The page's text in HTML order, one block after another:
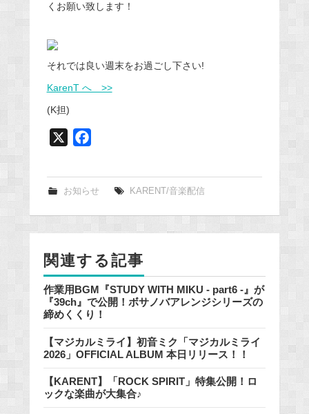
くお願い致します！
それでは良い週末をお過ごし下さい!
KarenT へ >>
(K担)
e
k
お知らせ KARENT/音楽配信
関連する記事
作業用BGM『STUDY WITH MIKU - part6 -』が
『39ch』で公開！ボサノバアレンジシリーズの
締めくくり！
【マジカルミライ】初音ミク「マジカルミライ
2026」OFFICIAL ALBUM 本日リリース！！
【KARENT】「ROCK SPIRIT」特集公開！ロ
ックな楽曲が大集合♪